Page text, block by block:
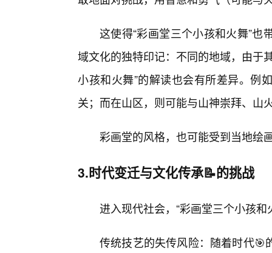
这使得“彩画堂三个小孩和火舞”
域文化的独特印记：不同的地域，由于
小孩和火舞”的解读也会有所差异。例
关；而在山区，则可能与山神崇拜、山
彩画堂的风格，也可能受到当地绘
3.时代变迁与文化传承📝的挑战
进入现代社会，“彩画堂三个小孩
传统技艺的失传风险：随着时代🎯